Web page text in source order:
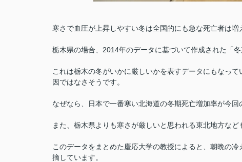
寒さで血圧が上昇しやすい冬は全国的にも急な死亡者は増
栃木県の場合、2014年のデータに基づいて作成された「
これは栃木の冬がいかに厳しいかを表すデータにもなっ
因ではなさそうです。
なぜなら、日本で一番寒い北海道の冬期死亡増加率が今回
また、栃木県よりも寒さが厳しいと思われる東北地方な
このデータをまとめた慶応大学の教授によると、朝晩の
摘しています。